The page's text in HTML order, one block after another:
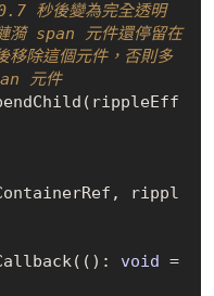
秒後變為完全透明
漪 span 元件還停留在
移除這個元件，否則多
元件
void =